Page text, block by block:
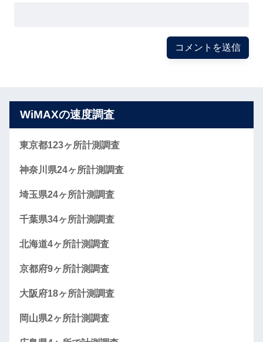
WiMAXの速度調査
東京都123ヶ所計測調査
神奈川県24ヶ所計測調査
埼玉県24ヶ所計測調査
千葉県34ヶ所計測調査
北海道4ヶ所計測調査
京都府9ヶ所計測調査
大阪府18ヶ所計測調査
岡山県2ヶ所計測調査